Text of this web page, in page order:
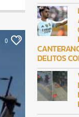
0
DELITOS